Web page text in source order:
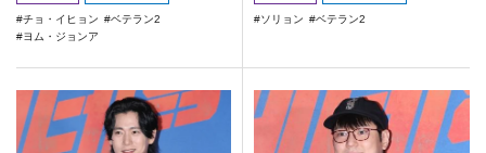
チョ・イヒョン
ベテラン2
ヨム・ジョンア
ソリョン ベテラン2